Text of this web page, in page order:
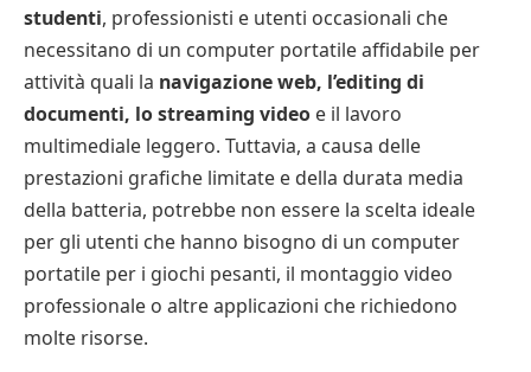
studenti, professionisti e utenti occasionali che
necessitano di un computer portatile affidabile per
attività quali la navigazione web, l’editing di
documenti, lo streaming video e il lavoro
multimediale leggero. Tuttavia, a causa delle
prestazioni grafiche limitate e della durata media
della batteria, potrebbe non essere la scelta ideale
per gli utenti che hanno bisogno di un computer
portatile per i giochi pesanti, il montaggio video
professionale o altre applicazioni che richiedono
molte risorse.